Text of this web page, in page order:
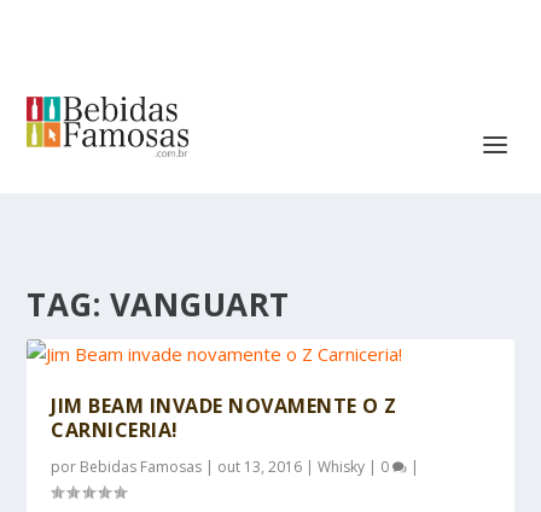
TAG: VANGUART
JIM BEAM INVADE NOVAMENTE O Z
CARNICERIA!
por Bebidas Famosas | out 13, 2016 |Whisky | 0 |